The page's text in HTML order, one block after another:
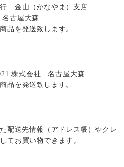
行 金山（かなやま）支店
古屋大森
品を発送致します。
株式会社 名古屋大森
品を発送致します。
配送先情報（アドレス帳）やクレ
てお買い物できます。